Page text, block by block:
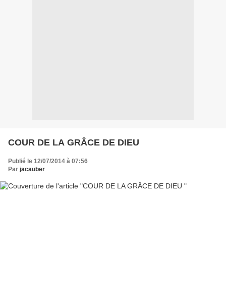
COUR DE LA GRÂCE DE DIEU
Publié le 12/07/2014 à 07:56
Par jacauber